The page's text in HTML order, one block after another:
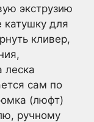
экструзию
катушку для
кливер,
леска
сам по
(люфт)
ручному